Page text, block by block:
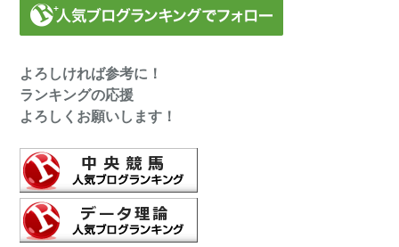
よろしければ参考に！
ランキングの応援
よろしくお願いします！